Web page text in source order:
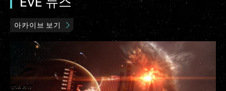
아카이브 보기